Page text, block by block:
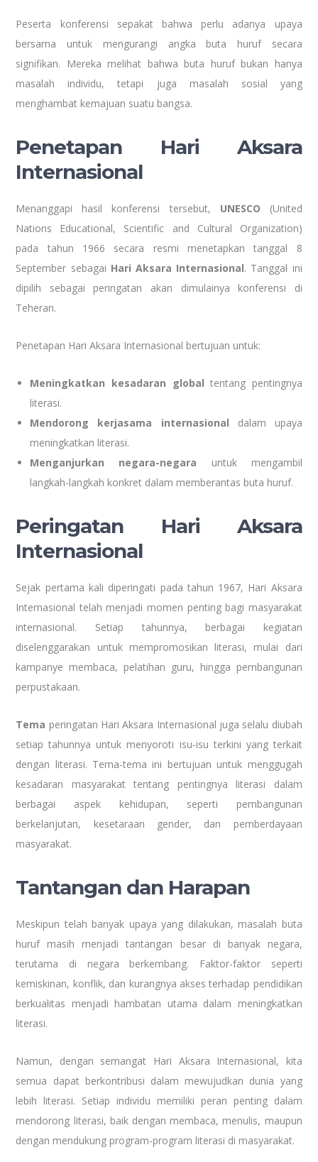
Peserta konferensi sepakat bahwa perlu adanya upaya
bersama untuk mengurangi angka buta huruf secara
signifikan. Mereka melihat bahwa buta huruf bukan hanya
masalah individu, tetapi juga masalah sosial yang
menghambat kemajuan suatu bangsa.
Penetapan Hari Aksara
Internasional
Menanggapi hasil konferensi tersebut, UNESCO (United
Nations Educational, Scientific and Cultural Organization)
pada tahun 1966 secara resmi menetapkan tanggal 8
September sebagai Hari Aksara Internasional. Tanggal ini
dipilih sebagai peringatan akan dimulainya konferensi di
Teheran.
Penetapan Hari Aksara Internasional bertujuan untuk:
Meningkatkan kesadaran global tentang pentingnya
literasi.
Mendorong kerjasama internasional dalam upaya
meningkatkan literasi.
Menganjurkan negara-negara untuk mengambil
langkah-langkah konkret dalam memberantas buta huruf.
Peringatan Hari Aksara
Internasional
Sejak pertama kali diperingati pada tahun 1967, Hari Aksara
Internasional telah menjadi momen penting bagi masyarakat
internasional. Setiap tahunnya, berbagai kegiatan
diselenggarakan untuk mempromosikan literasi, mulai dari
kampanye membaca, pelatihan guru, hingga pembangunan
perpustakaan.
Tema peringatan Hari Aksara Internasional juga selalu diubah
setiap tahunnya untuk menyoroti isu-isu terkini yang terkait
dengan literasi. Tema-tema ini bertujuan untuk menggugah
kesadaran masyarakat tentang pentingnya literasi dalam
berbagai aspek kehidupan, seperti pembangunan
berkelanjutan, kesetaraan gender, dan pemberdayaan
masyarakat.
Tantangan dan Harapan
Meskipun telah banyak upaya yang dilakukan, masalah buta
huruf masih menjadi tantangan besar di banyak negara,
terutama di negara berkembang. Faktor-faktor seperti
kemiskinan, konflik, dan kurangnya akses terhadap pendidikan
berkualitas menjadi hambatan utama dalam meningkatkan
literasi.
Namun, dengan semangat Hari Aksara Internasional, kita
semua dapat berkontribusi dalam mewujudkan dunia yang
lebih literasi. Setiap individu memiliki peran penting dalam
mendorong literasi, baik dengan membaca, menulis, maupun
dengan mendukung program-program literasi di masyarakat.